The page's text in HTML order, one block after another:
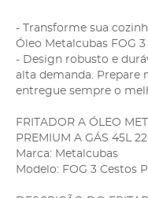
- Transforme sua
Óleo Metalcubas FOG
- Design robusto e
alta demanda. Prepare
entregue sempre o
FRITADOR A ÓLEO
PREMIUM A GÁS 45L
Marca: Metalcubas
Modelo: FOG 3 Cestos